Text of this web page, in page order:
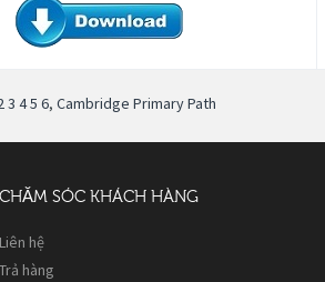
3 4 5 6, Cambridge Primary Path
CHĂM SÓC KHÁCH HÀNG
Liên hệ
Trả hàng